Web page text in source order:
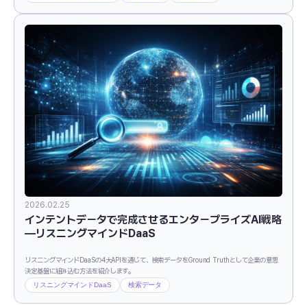
2026.02.25
インテントデータで完成させるエンタープライズAI戦略
―リスニングマインドDaaS
リスニングマインドDaaSの4大APIを通じて、検索データをGround Truthとして企業の意思
決定基盤に組み込む方法を紹介します。
リスニングマインドDaaS 検索データ